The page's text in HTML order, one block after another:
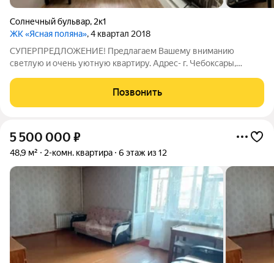
Солнечный бульвар, 2к1
ЖК «Ясная поляна», 4 квартал 2018
СУПЕРПРЕДЛОЖЕНИЕ! Предлагаем Вашему вниманию
светлую и очень уютную квартиру. Адрес- г. Чебоксары,
16,9 кв.м. кухня- 8,6 кв.м. прихожая - 9,0 кв.м. санузел - 3,6 кв.м.
гардеробная- 3,0
Позвонить
5 500 000 ₽
48,9 м² 2-комн. квартира 6 этаж из 12